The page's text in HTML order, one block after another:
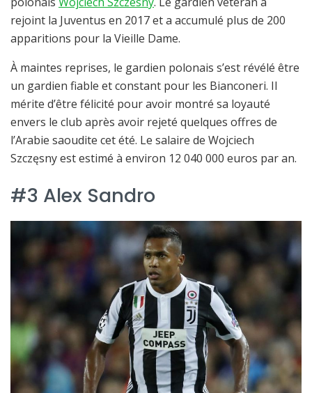
rejoint la Juventus en 2017 et a accumulé plus de 200
apparitions pour la Vieille Dame.
À maintes reprises, le gardien polonais s’est révélé être
un gardien fiable et constant pour les Bianconeri. Il
mérite d’être félicité pour avoir montré sa loyauté
envers le club après avoir rejeté quelques offres de
l’Arabie saoudite cet été. Le salaire de Wojciech
Szczęsny est estimé à environ 12 040 000 euros par an.
#3 Alex Sandro